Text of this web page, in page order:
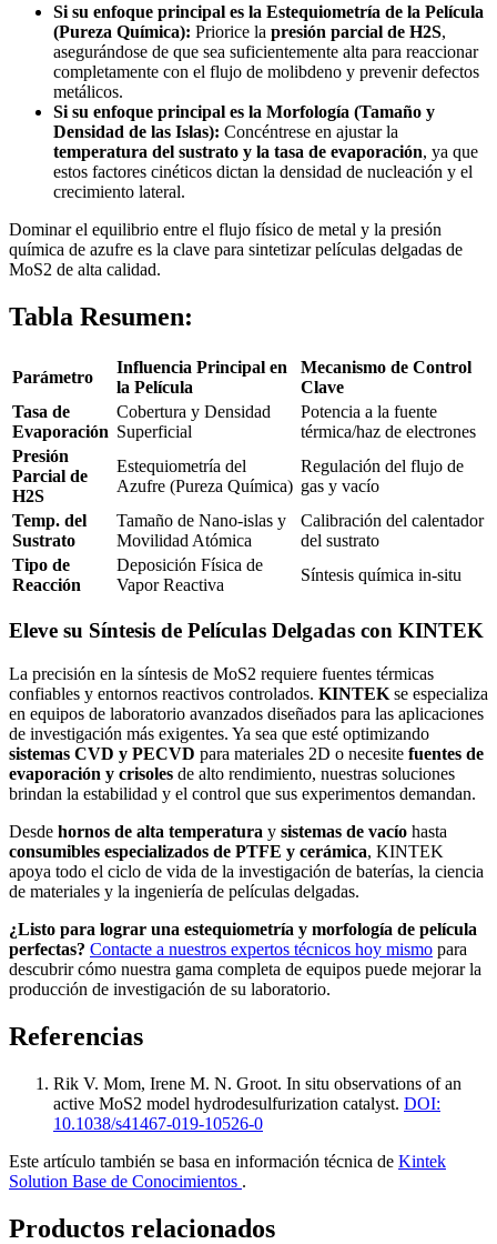
Si su enfoque principal es la Estequiometría de la Película
(Pureza Química): Priorice la presión parcial de H2S,
asegurándose de que sea suficientemente alta para reaccionar
completamente con el flujo de molibdeno y prevenir defectos
metálicos.
Si su enfoque principal es la Morfología (Tamaño y
Densidad de las Islas): Concéntrese en ajustar la
temperatura del sustrato y la tasa de evaporación, ya que
estos factores cinéticos dictan la densidad de nucleación y el
crecimiento lateral.
Dominar el equilibrio entre el flujo físico de metal y la presión
química de azufre es la clave para sintetizar películas delgadas de
MoS2 de alta calidad.
Tabla Resumen:
Parámetro
Influencia Principal en
la Película
Mecanismo de Control
Clave
Tasa de
Evaporación
Cobertura y Densidad
Superficial
Potencia a la fuente
térmica/haz de electrones
Presión
Parcial de
H2S
Estequiometría del
Azufre (Pureza Química)
Regulación del flujo de
gas y vacío
Temp. del
Sustrato
Tamaño de Nano-islas y
Movilidad Atómica
Calibración del calentador
del sustrato
Tipo de
Reacción
Deposición Física de
Vapor Reactiva
Síntesis química in-situ
Eleve su Síntesis de Películas Delgadas con KINTEK
La precisión en la síntesis de MoS2 requiere fuentes térmicas
confiables y entornos reactivos controlados. KINTEK se especializa
en equipos de laboratorio avanzados diseñados para las aplicaciones
de investigación más exigentes. Ya sea que esté optimizando
sistemas CVD y PECVD para materiales 2D o necesite fuentes de
evaporación y crisoles de alto rendimiento, nuestras soluciones
brindan la estabilidad y el control que sus experimentos demandan.
Desde hornos de alta temperatura y sistemas de vacío hasta
consumibles especializados de PTFE y cerámica, KINTEK
apoya todo el ciclo de vida de la investigación de baterías, la ciencia
de materiales y la ingeniería de películas delgadas.
¿Listo para lograr una estequiometría y morfología de película
perfectas? Contacte a nuestros expertos técnicos hoy mismo para
descubrir cómo nuestra gama completa de equipos puede mejorar la
producción de investigación de su laboratorio.
Referencias
Rik V. Mom, Irene M. N. Groot. In situ observations of an
active MoS2 model hydrodesulfurization catalyst. DOI:
10.1038/s41467-019-10526-0
Este artículo también se basa en información técnica de Kintek
Solution Base de Conocimientos .
Productos relacionados